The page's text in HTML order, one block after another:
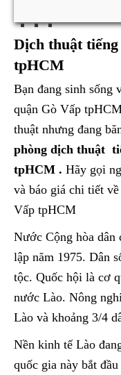
Dịch thuật
tpHCM
Bạn đang sinh sống
quận Gò Vấp
thuật nhưng đang
phòng dịch thuật
tpHCM . Hãy gọi
và báo giá chi tiết
Vấp tpHCM
Nước Cộng hòa dân
lập năm 1975. Dân
tộc. Quốc hội là cơ
nước Lào. Nông
Lào và khoảng 3/4
Nền kinh tế Lào
quốc gia này bắt